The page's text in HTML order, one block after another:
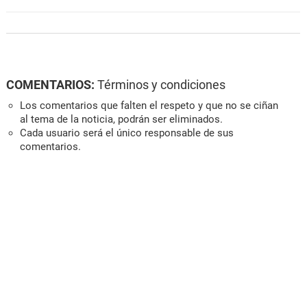
COMENTARIOS: Términos y condiciones
Los comentarios que falten el respeto y que no se ciñan
al tema de la noticia, podrán ser eliminados.
Cada usuario será el único responsable de sus
comentarios.